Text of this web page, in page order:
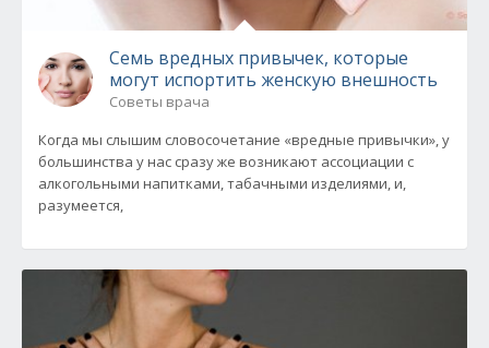
Семь вредных привычек, которые
могут испортить женскую внешность
Советы врача
Когда мы слышим словосочетание «вредные привычки», у
большинства у нас сразу же возникают ассоциации с
алкогольными напитками, табачными изделиями, и,
разумеется,